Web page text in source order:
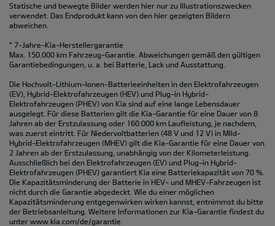
Statische und bewegte Bilder werden hier nur zu Illustrationszwecken
verwendet. Das Endprodukt kann von den hier gezeigten Bildern
abweichen.
* 7-Jahre-Kia-Herstellergarantie
Max. 150.000 km Fahrzeug-Garantie. Abweichungen gemäß den gültigen
Garantiebedingungen, u. a. bei Batterie, Lack und Ausstattung.
Die Hochvolt-Lithium-Ionen-Batterieeinheiten in den Elektrofahrzeugen
(EV), Hybrid-Elektrofahrzeugen (HEV) und Plug-in Hybrid-
Elektrofahrzeugen (PHEV) von Kia sind auf eine lange Lebensdauer
ausgelegt. Für diese Batterien gilt die Kia-Garantie für eine Dauer von 8
Jahren ab der Erstzulassung oder 160.000 km Laufleistung, je nachdem,
was zuerst eintritt. Für Niedervoltbatterien (48 V und 12 V) in Mild-
Hybrid-Elektrofahrzeugen (MHEV) gilt die Kia-Garantie für eine Dauer von
2 Jahren ab der Erstzulassung, unabhängig von der Kilometerleistung.
Ausschließlich bei den Elektrofahrzeugen (EV) und Plug-in Hybrid-
Elektrofahrzeugen (PHEV) garantiert Kia eine Batteriekapazität von 70 %.
Die Kapazitätsminderung der Batterie in HEV- und MHEV-Fahrzeugen ist
nicht durch die Garantie abgedeckt. Wie du einer möglichen
Kapazitätsminderung entgegenwirken wirken kannst, entnimmst du bitte
der Betriebsanleitung. Weitere Informationen zur Kia-Garantie findest du
unter www.kia.com/de/garantie.